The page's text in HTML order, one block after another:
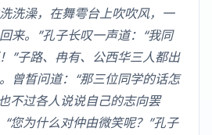
洗澡，在舞雩台上吹吹风，一
来。”孔子长叹一声道：“我同
”子路、冉有、公西华三人都出
曾晳问道：“那三位同学的话怎
不过各人说说自己的志向罢
“您为什么对仲由微笑呢？”孔子